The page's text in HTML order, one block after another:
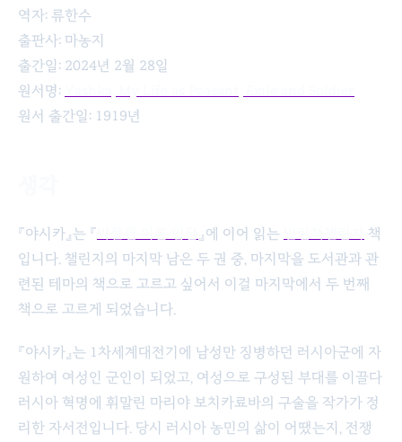
역자: 류한수
출판사: 마농지
출간일: 2024년 2월 28일
원서명:
원서 출간일: 1919년
『야시카』는 『 』에 이어 읽는
책
입니다. 챌린지의 마지막 남은 두 권 중, 마지막을 도서관과 관
련된 테마의 책으로 고르고 싶어서 이걸 마지막에서 두 번째
책으로 고르게 되었습니다.
『야시카』는 1차세계대전기에 남성만 징병하던 러시아군에 자
원하여 여성인 군인이 되었고, 여성으로 구성된 부대를 이끌다
러시아 혁명에 휘말린 마리야 보치카료바의 구술을 작가가 정
리한 자서전입니다. 당시 러시아 농민의 삶이 어땠는지, 전쟁